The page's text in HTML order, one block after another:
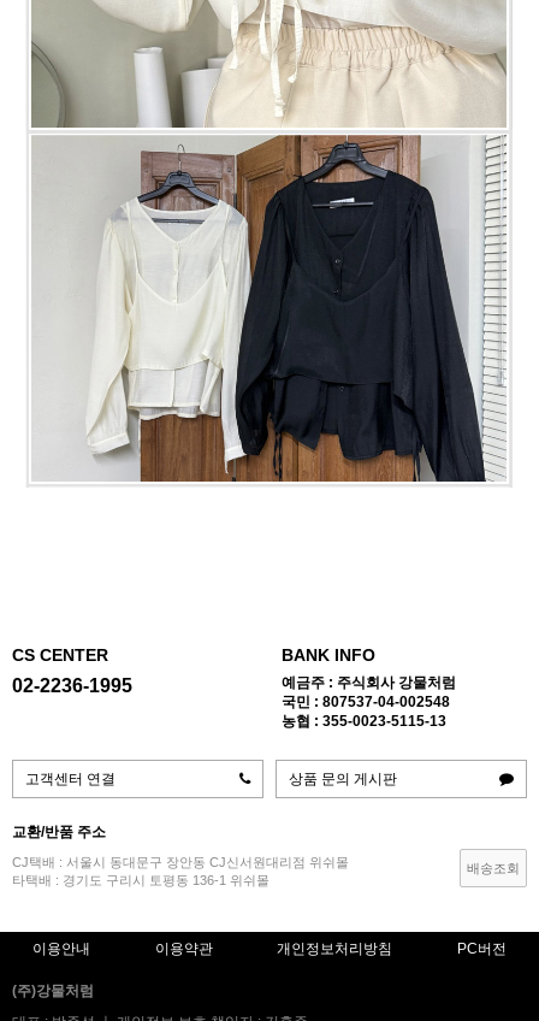
CS CENTER
02-2236-1995
BANK INFO
예금주 : 주식회사 강물처럼
국민 : 807537-04-002548
농협 : 355-0023-5115-13
고객센터 연결 상품 문의 게시판
교환/반품 주소
CJ택배 : 서울시 동대문구 장안동 CJ신서원대리점 위쉬몰
타택배 : 경기도 구리시 토평동 136-1 위쉬몰
배송조회
이용안내 이용약관 개인정보처리방침 PC버전
(주)강물처럼